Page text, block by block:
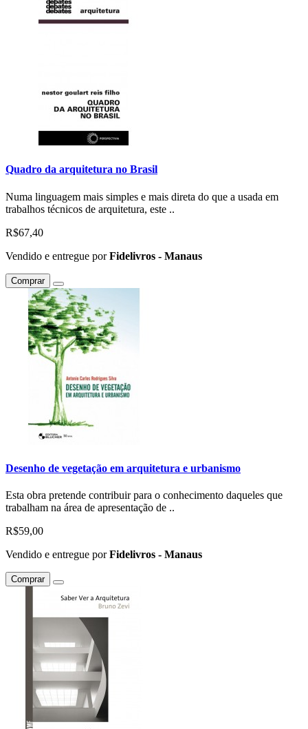
Quadro da arquitetura no Brasil
Numa linguagem mais simples e mais direta do que a usada em
trabalhos técnicos de arquitetura, este ..
R$67,40
Vendido e entregue porFidelivros - Manaus
Comprar
Desenho de vegetação em arquitetura e urbanismo
Esta obra pretende contribuir para o conhecimento daqueles que
trabalham na área de apresentação de ..
R$59,00
Vendido e entregue porFidelivros - Manaus
Comprar